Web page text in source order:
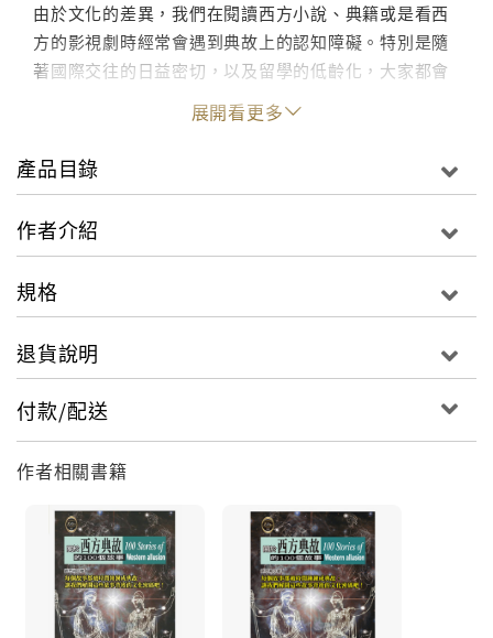
由於文化的差異，我們在閱讀西方小說、典籍或是看西
方的影視劇時經常會遇到典故上的認知障礙。特別是隨
著國際交往的日益密切，以及留學的低齡化，大家都會
關注一個問題：東西方文化的差異應該如何避免，我們
是否能夠早些的瞭解西方文化、以便更快適應海外的生
活？
彩故事，既能成為你生活中不可或缺的精神食糧，也能
上帝之手－來自聖經的典故
薄伽丘的書房－來自民間傳說的典故
繆斯的恩賜－來自文學作品的典故
克莉奧的書卷－來自歷史的典故
展開看更多
產品目錄
作者介紹
規格
退貨說明
付款/配送
作者相關書籍